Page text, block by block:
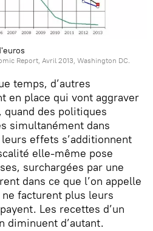
Report, Avril 2013, Washington DC.
temps, d’autres
en place qui vont aggraver
quand des politiques
simultanément dans
effets s’additionnent
elle-même pose
surchargées par une
dans ce que l’on appelle
facturent plus leurs
Les recettes d’un
diminuent d’autant.